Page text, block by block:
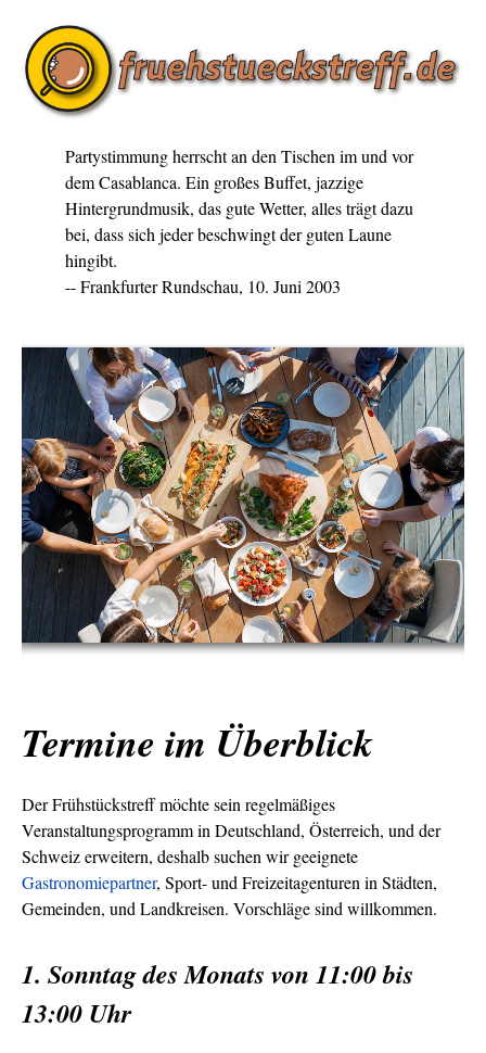
Partystimmung herrscht an den Tischen im und vor
dem Casablanca. Ein großes Buffet, jazzige
Hintergrundmusik, das gute Wetter, alles trägt dazu
bei, dass sich jeder beschwingt der guten Laune
hingibt.
-- Frankfurter Rundschau, 10. Juni 2003
Termine im Überblick
Der Frühstückstreff möchte sein regelmäßiges
Veranstaltungsprogramm in Deutschland, Österreich, und der
Schweiz erweitern, deshalb suchen wir geeignete
Gastronomiepartner, Sport- und Freizeitagenturen in Städten,
Gemeinden, und Landkreisen. Vorschläge sind willkommen.
1. Sonntag des Monats von 11:00 bis
13:00 Uhr